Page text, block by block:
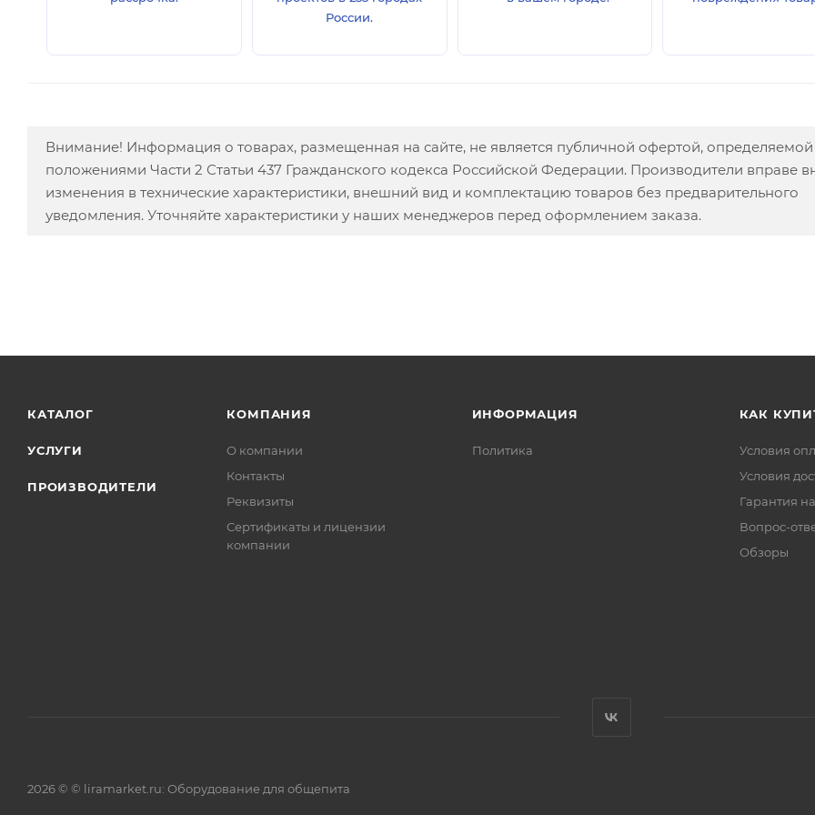
России.
Внимание! Информация о товарах, размещенная на сайте, не является публичной офертой, определяемой
положениями Части 2 Статьи 437 Гражданского кодекса Российской Федерации. Производители вправе
изменения в технические характеристики, внешний вид и комплектацию товаров без предварительного
уведомления. Уточняйте характеристики у наших менеджеров перед оформлением заказа.
КАТАЛОГ
УСЛУГИ
ПРОИЗВОДИТЕЛИ
КОМПАНИЯ
О компании
Контакты
Реквизиты
Сертификаты и лицензии
компании
ИНФОРМАЦИЯ
Политика
КАК
Условия
Условия
Гарантия
Вопрос-
Обзоры
2026 © © liramarket.ru: Оборудование для общепита